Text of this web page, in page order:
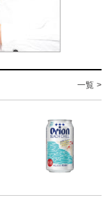
一覧 >